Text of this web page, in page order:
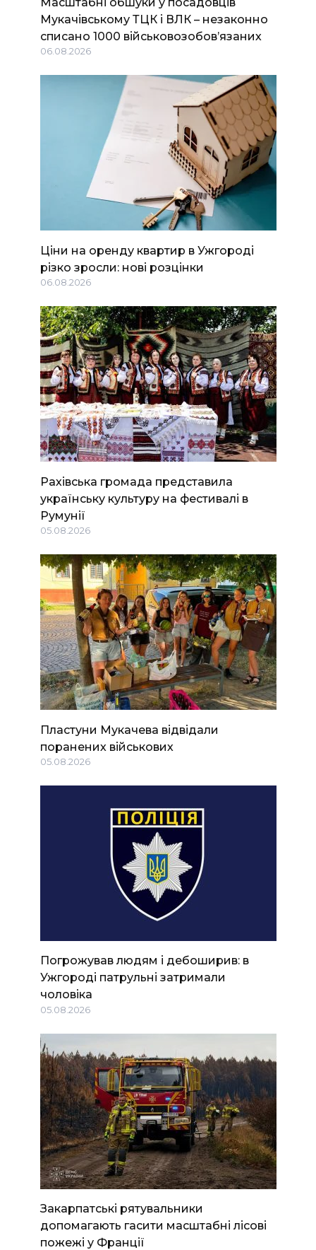
Мукачівському ТЦК і ВЛК – незаконно
списано 1000 військовозобов’язаних
06.08.2026
Ціни на оренду квартир в Ужгороді
різко зросли: нові розцінки
06.08.2026
Рахівська громада представила
українську культуру на фестивалі в
Румунії
05.08.2026
Пластуни Мукачева відвідали
поранених військових
05.08.2026
Погрожував людям і дебоширив: в
Ужгороді патрульні затримали
чоловіка
05.08.2026
Закарпатські рятувальники
допомагають гасити масштабні лісові
пожежі у Франції